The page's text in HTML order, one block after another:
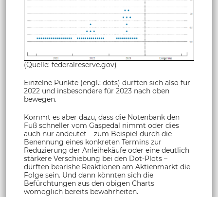
(Quelle: federalreserve.gov)
Einzelne Punkte (engl.: dots) dürften sich also für
2022 und insbesondere für 2023 nach oben
bewegen.
Kommt es aber dazu, dass die Notenbank den
Fuß schneller vom Gaspedal nimmt oder dies
auch nur andeutet – zum Beispiel durch die
Benennung eines konkreten Termins zur
Reduzierung der Anleihekäufe oder eine deutlich
stärkere Verschiebung bei den Dot-Plots –
dürften bearishe Reaktionen am Aktienmarkt die
Folge sein. Und dann könnten sich die
Befürchtungen aus den obigen Charts
womöglich bereits bewahrheiten.